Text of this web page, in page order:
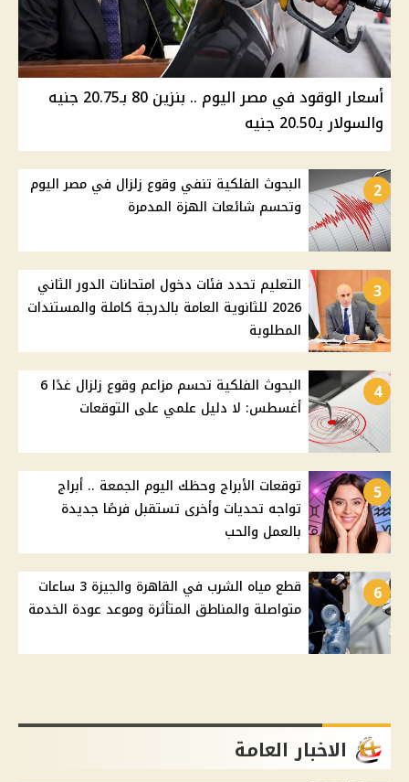
أسعار الوقود في مصر اليوم .. بنزين 80 بـ20.75 جنيه
والسولار بـ20.50 جنيه
2
البحوث الفلكية تنفي وقوع زلزال في مصر اليوم
وتحسم شائعات الهزة المدمرة
3
التعليم تحدد فئات دخول امتحانات الدور الثاني
2026 للثانوية العامة بالدرجة كاملة والمستندات
المطلوبة
4
البحوث الفلكية تحسم مزاعم وقوع زلزال غدًا 6
أغسطس: لا دليل علمي على التوقعات
5
توقعات الأبراج وحظك اليوم الجمعة .. أبراج
تواجه تحديات وأخرى تستقبل فرصًا جديدة
بالعمل والحب
6
قطع مياه الشرب في القاهرة والجيزة 3 ساعات
متواصلة والمناطق المتأثرة وموعد عودة الخدمة
الاخبار العامة